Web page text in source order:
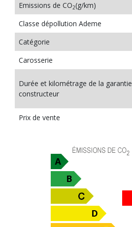
Emissions de CO2(g/km)
Classe dépollution Ademe
Catégorie
Carosserie
Durée et kilométrage de la garantie
constructeur
Prix de vente